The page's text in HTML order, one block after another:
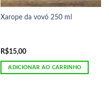
Xarope da vovó 250 ml
R$15,00
ADICIONAR AO CARRINHO